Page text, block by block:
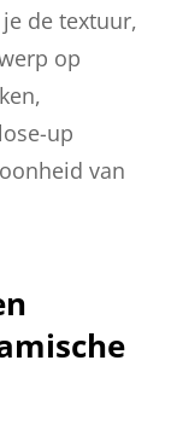
de textuur,
op
up
van